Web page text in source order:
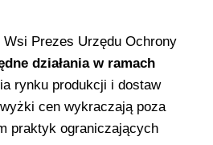
Prezes Urzędu Ochrony
działania w ramach
rynku produkcji i dostaw
cen wykraczają poza
praktyk ograniczających